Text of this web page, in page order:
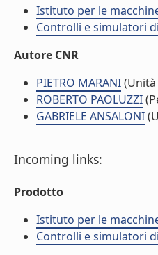
Istituto per le
Controlli e simulatori
Autore CNR
PIETRO MARANI
ROBERTO PAOLUZZI
GABRIELE ANSALONI
Incoming links:
Prodotto
Istituto per le
Controlli e simulatori